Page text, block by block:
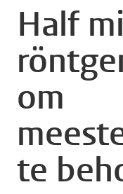
Half
om
te